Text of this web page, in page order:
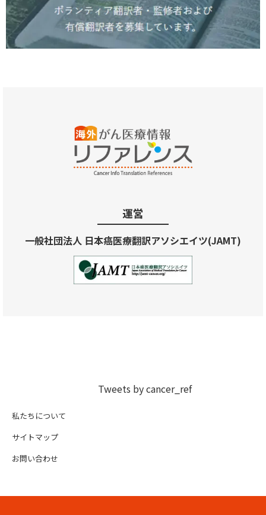
運営
一般社団法人 日本癌医療翻訳アソシエイツ(JAMT)
Tweets by cancer_ref
私たちについて
サイトマップ
お問い合わせ